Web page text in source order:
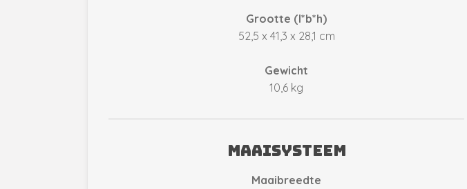
Grootte (l*b*h)
52,5 x 41,3 x 28,1 cm
Gewicht
10,6 kg
Maaisysteem
Maaibreedte